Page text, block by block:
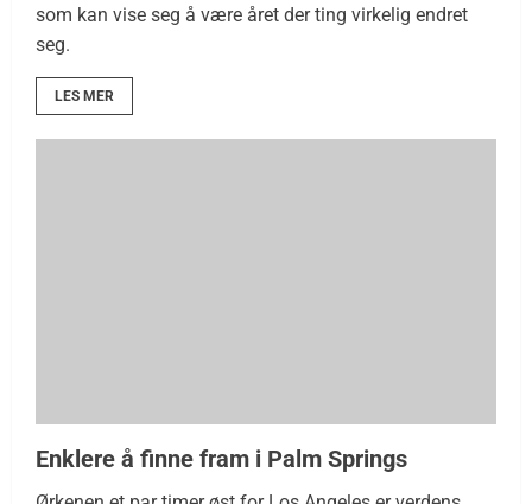
som kan vise seg å være året der ting virkelig endret
seg.
LES MER
Enklere å finne fram i Palm Springs